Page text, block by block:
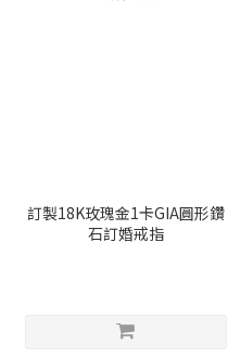
訂製18K玫瑰金1卡GIA圓形鑽
石訂婚戒指